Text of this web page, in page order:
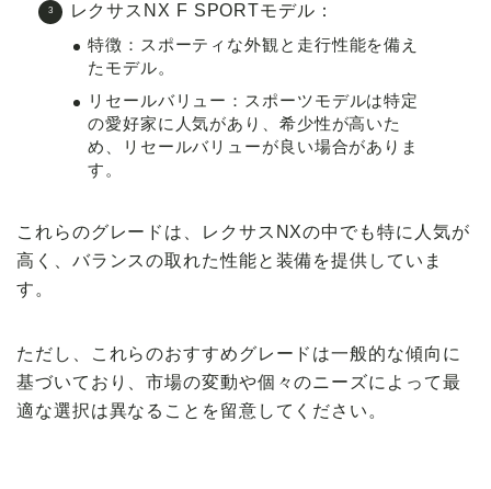
レクサスNX F SPORTモデル ：
特徴 ：スポーティな外観と走行性能を備え
たモデル。
リセールバリュー ：スポーツモデルは特定
の愛好家に人気があり、希少性が高いた
め、リセールバリューが良い場合がありま
す。
これらのグレードは、レクサスNXの中でも特に人気が
高く、バランスの取れた性能と装備を提供していま
す。
ただし、これらのおすすめグレードは一般的な傾向に
基づいており、市場の変動や個々のニーズによって最
適な選択は異なることを留意してください。